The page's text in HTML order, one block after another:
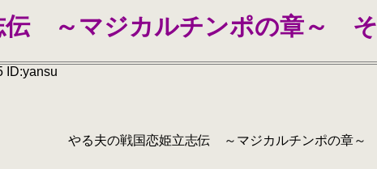
伝 ～マジカルチンポの章～ そ
ID:yansu
志伝 ～マジカルチンポの章～